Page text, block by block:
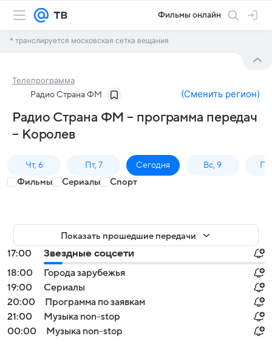
Фильмы онлайн
* транслируется московская сетка вещания
Телепрограмма
Радио Страна ФМ (Сменить регион)
Радио Страна ФМ – программа передач
– Королев
Чт, 6 Пт, 7 Сегодня Вс, 9
Фильмы Сериалы Спорт
Показать прошедшие передачи
17:00
Звездные соцсети
18:00
Города зарубежья
19:00
Сериалы
20:00
Программа по заявкам
21:00
Музыка non-stop
00:00
Музыка non-stop